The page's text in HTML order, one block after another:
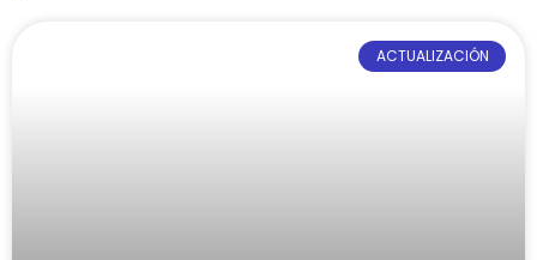
ACTUALIZACIÓN